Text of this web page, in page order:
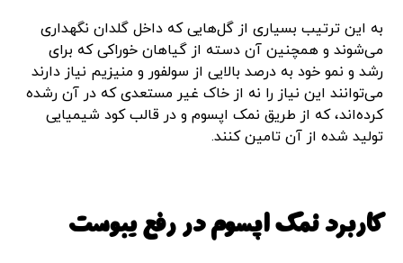
به این ترتیب بسیاری از گل‌هایی که داخل گلدان نگهداری
می‌شوند و همچنین آن دسته از گیاهان خوراکی که برای
رشد و نمو خود به درصد بالایی از سولفور و منیزیم نیاز دارند
می‌توانند این نیاز را نه از خاک غیر مستعدی که در آن رشده
کرده‌اند، که از طریق نمک اپسوم و در قالب کود شیمیایی
تولید شده از آن تامین کنند.
کاربرد نمک اپسوم در رفع یبوست